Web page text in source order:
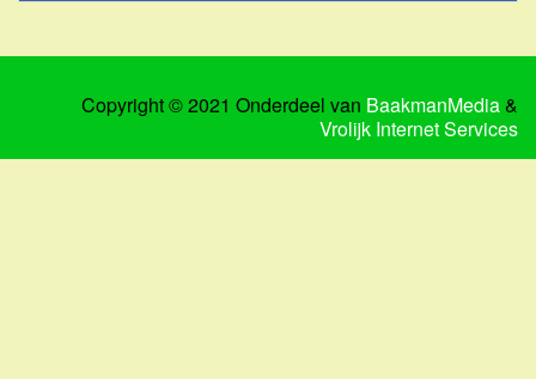
Copyright © 2021 Onderdeel van BaakmanMedia&
Vrolijk Internet Services